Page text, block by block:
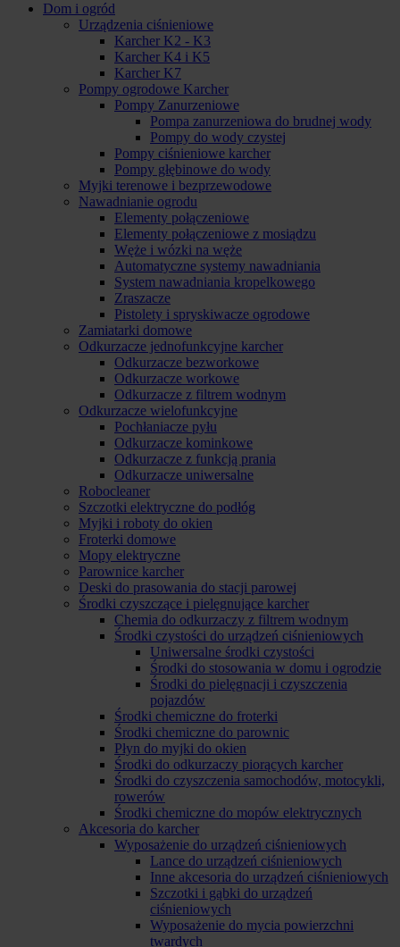
Dom i ogród
Urządzenia ciśnieniowe
Karcher K2 - K3
Karcher K4 i K5
Karcher K7
Pompy ogrodowe Karcher
Pompy Zanurzeniowe
Pompa zanurzeniowa do brudnej wody
Pompy do wody czystej
Pompy ciśnieniowe karcher
Pompy głębinowe do wody
Myjki terenowe i bezprzewodowe
Nawadnianie ogrodu
Elementy połączeniowe
Elementy połączeniowe z mosiądzu
Węże i wózki na węże
Automatyczne systemy nawadniania
System nawadniania kropelkowego
Zraszacze
Pistolety i spryskiwacze ogrodowe
Zamiatarki domowe
Odkurzacze jednofunkcyjne karcher
Odkurzacze bezworkowe
Odkurzacze workowe
Odkurzacze z filtrem wodnym
Odkurzacze wielofunkcyjne
Pochłaniacze pyłu
Odkurzacze kominkowe
Odkurzacze z funkcją prania
Odkurzacze uniwersalne
Robocleaner
Szczotki elektryczne do podłóg
Myjki i roboty do okien
Froterki domowe
Mopy elektryczne
Parownice karcher
Deski do prasowania do stacji parowej
Środki czyszczące i pielęgnujące karcher
Chemia do odkurzaczy z filtrem wodnym
Środki czystości do urządzeń ciśnieniowych
Uniwersalne środki czystości
Środki do stosowania w domu i ogrodzie
Środki do pielęgnacji i czyszczenia
pojazdów
Środki chemiczne do froterki
Środki chemiczne do parownic
Płyn do myjki do okien
Środki do odkurzaczy piorących karcher
Środki do czyszczenia samochodów, motocykli,
rowerów
Środki chemiczne do mopów elektrycznych
Akcesoria do karcher
Wyposażenie do urządzeń ciśnieniowych
Lance do urządzeń ciśnieniowych
Inne akcesoria do urządzeń ciśnieniowych
Szczotki i gąbki do urządzeń
ciśnieniowych
Wyposażenie do mycia powierzchni
twardych